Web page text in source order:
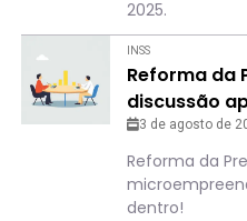
2025.
INSS
Reforma da
discussão
com o bolso
3 de agosto de
Reforma da
dentro!